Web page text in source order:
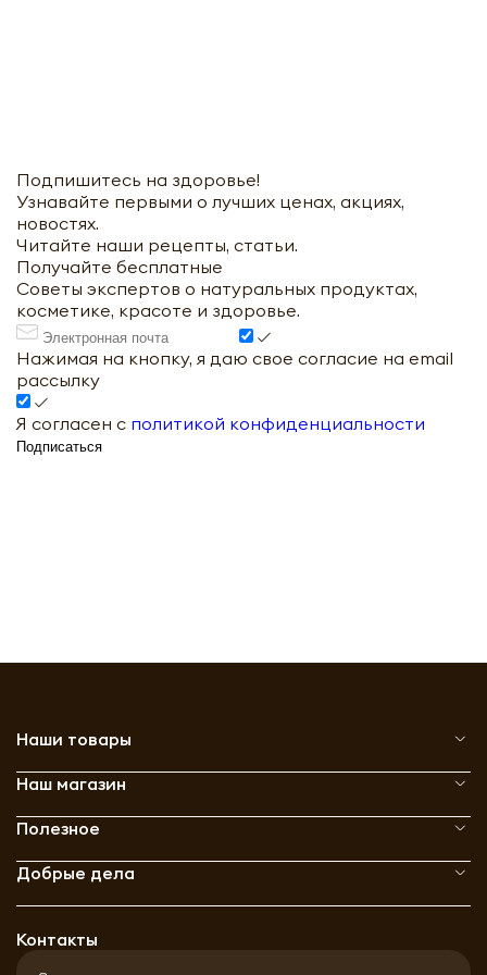
Подпишитесь на здоровье!
Узнавайте первыми о лучших ценах, акциях,
новостях.
Читайте наши рецепты, статьи.
Получайте бесплатные
Советы экспертов о натуральных продуктах,
косметике, красоте и здоровье.
Нажимая на кнопку, я даю свое согласие на email
рассылку
Я согласен с политикой конфиденциальности
Подписаться
Наши товары
Наш магазин
Полезное
Добрые дела
Контакты